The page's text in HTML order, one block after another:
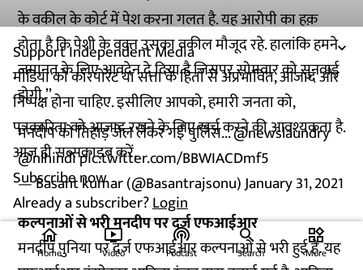
Support Independent Media
मीडिया को कॉरपोरेट या सत्ता के हितों से अप्रभावित, आजाद और
निष्पक्ष होना चाहिए. इसीलिए आपको, हमारी जनता को,
पत्रकारिता को आजाद रखने के लिए खर्च करने की आवश्यकता है.
आज ही सब्सक्राइब करें.
Subscribe now
Already a subscriber?Login
के वकील के कोर्ट में पेश करना गलत है. यह आरोपी का हक़
होता है कि पेशी के वक़्त उसका वकील मौजूद रहे. हालांकि हमने
जमानत के लिए आवदेन दे दिया है जिसपर सोमवार को सुनवाई
होगी.’’
मनदीप को तिहाड़ जेल लेकर गई पुलिस...@newslaundry
@nlhindipic.twitter.com/BBWIACDmf5
— Basant kumar (@Basantrajsonu)January 31, 2021
कल्पनाओं से भरी मनदीप पर दर्ज एफआईआर
मनदीप पुनिया पर दर्ज एफआईआर कल्पनाओं से भरी हुई है. यह
home
Home
ondemand_video
Video
podcasts
Podcast Search
widgets
More